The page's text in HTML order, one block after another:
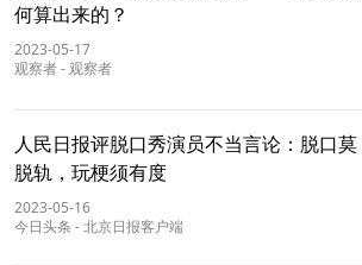
何算出来的？
2023-05-17
观察者-观察者
人民日报评脱口秀演员不当言论：脱口莫
脱轨，玩梗须有度
2023-05-16
今日头条 -北京日报客户端